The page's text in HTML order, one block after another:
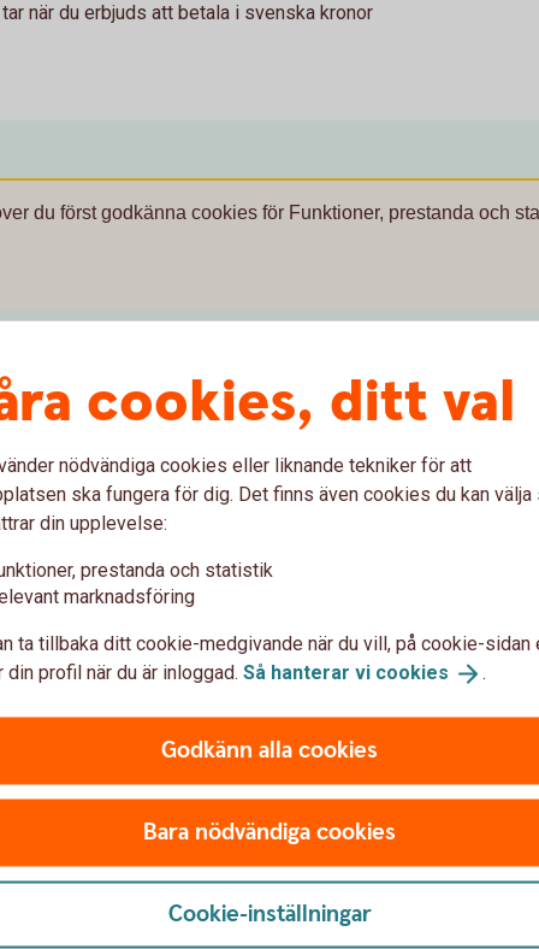
när du erbjuds att betala i svenska kronor
du först godkänna cookies för Funktioner, prestanda och
avgiften för valutaväxling?
som jag fick på ett köp?
på ett framtida kortköp?
som gjorts tidigare?
cookies, ditt val
nödvändiga cookies eller liknande tekniker för att
ska fungera för dig. Det finns även cookies du kan välja
din upplevelse:
prestanda och statistik
marknadsföring
ta tillbaka ditt cookie-medgivande när du vill, på cookie-sidan
din profil när du är inloggad. Så hanterar vi cookies .
Godkänn alla cookies
Bara nödvändiga cookies
Cookie-inställningar